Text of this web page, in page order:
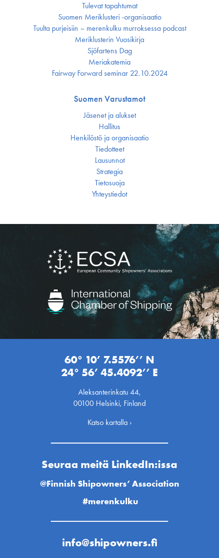
Tulevat tapahtumat
Suomen Meriklusteri -organisaatio
Tuulta purjeisiin – merenkulku murroksessa podcast
Meriklusterin Vuosikirja
Sjöfartens Dag
Meriakatemia
Fairway Forward seminar 22.10.2024
Suomen Varustamot
Jäsenet ja alukset
Hallitus
Henkilöstö ja organisaatio
Tiedotteet
Lausunnot
Strategia
Tietosuoja
Yhteystiedot
60° 10’ 7.5576’’ N
24° 56’ 45.4092’’ E
Aleksanterinkatu 44,
00100 Helsinki, Finland
Katso kartalla ›
Seuraa meitä LinkedIn:issa
@Finnish Shipowners’ Association
#merenkulku
info@shipowners.fi